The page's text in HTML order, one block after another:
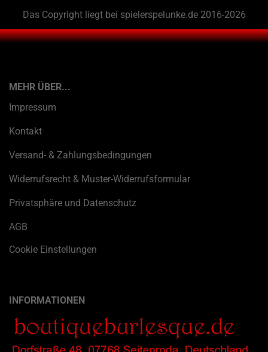
Das Copyright liegt bei spielerspelunke.de 2016-2026
MEHR ÜBER...
Impressum
Kontakt
Versand- & Zahlungsbedingungen
Widerrufsrecht & Muster-Widerrufsformular
Privatsphäre und Datenschutz
AGB
Cookie Einstellungen
INFORMATIONEN